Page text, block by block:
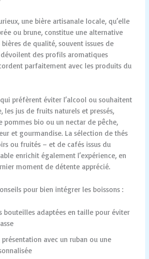
une bière artisanale locale, qu’elle
ou brune, constitue une alternative
bières de qualité, souvent issues de
des profils aromatiques
parfaitement avec les produits du
préfèrent éviter l’alcool ou souhaitent
les jus de fruits naturels et pressés,
pommes bio ou un nectar de pêche,
et gourmandise. La sélection de thés
ou fruités – et de cafés issus du
enrichit également l’expérience, en
moment de détente apprécié.
pour bien intégrer les boissons :
bouteilles adaptées en taille pour éviter
avec un ruban ou une